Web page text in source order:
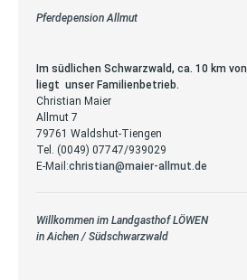
Pferdepension Allmut
Im südlichen Schwarzwald, ca. 10 km
liegt unser Familienbetrieb.
Christian Maier
Allmut 7
79761 Waldshut-Tiengen
Tel. (0049) 07747/939029
E-Mail:christian@maier-allmut.de
Willkommen im Landgasthof LÖWEN
in Aichen / Südschwarzwald